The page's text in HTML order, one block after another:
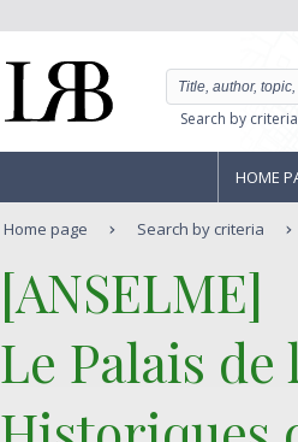
Search by criteria
HOME
Home page Search by criteria
‎[ANSELME]‎
‎Le Palais